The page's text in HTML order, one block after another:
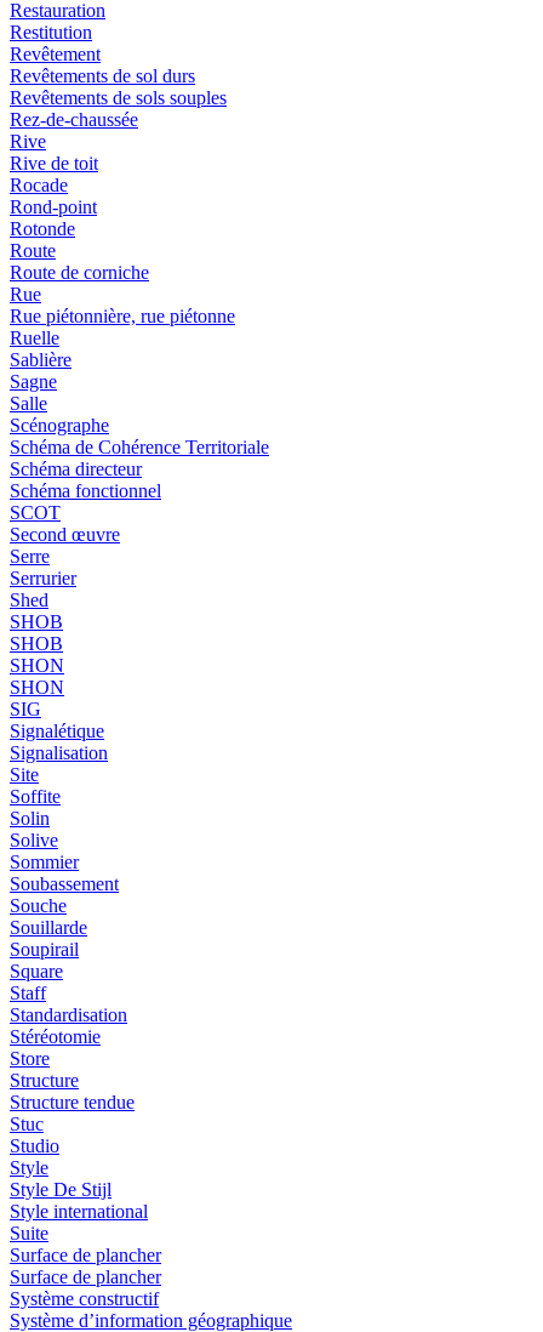
Restauration
Restitution
Revêtement
Revêtements de sol durs
Revêtements de sols souples
Rez-de-chaussée
Rive
Rive de toit
Rocade
Rond-point
Rotonde
Route
Route de corniche
Rue
Rue piétonnière, rue piétonne
Ruelle
Sablière
Sagne
Salle
Scénographe
Schéma de Cohérence Territoriale
Schéma directeur
Schéma fonctionnel
SCOT
Second œuvre
Serre
Serrurier
Shed
SHOB
SHOB
SHON
SHON
SIG
Signalétique
Signalisation
Site
Soffite
Solin
Solive
Sommier
Soubassement
Souche
Souillarde
Soupirail
Square
Staff
Standardisation
Stéréotomie
Store
Structure
Structure tendue
Stuc
Studio
Style
Style De Stijl
Style international
Suite
Surface de plancher
Surface de plancher
Système constructif
Système d’information géographique